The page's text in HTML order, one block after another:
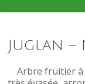
Juglan –
Arbre fruitier à